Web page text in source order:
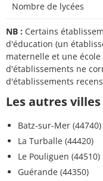
Nombre de lycées
NB : Certains
d'éducation (un
maternelle et une
d'établissements ne
d'établissements
Les autres
Batz-sur-Mer (44740)
La Turballe (44420)
Le Pouliguen (44510)
Guérande (44350)